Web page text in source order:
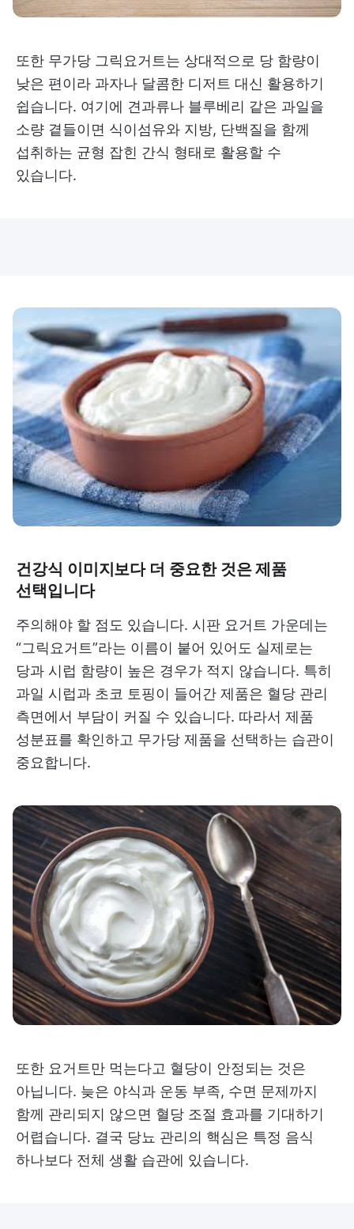
또한 무가당 그릭요거트는 상대적으로 당 함량이
낮은 편이라 과자나 달콤한 디저트 대신 활용하기
쉽습니다. 여기에 견과류나 블루베리 같은 과일을
소량 곁들이면 식이섬유와 지방, 단백질을 함께
섭취하는 균형 잡힌 간식 형태로 활용할 수
있습니다.
건강식 이미지보다 더 중요한 것은 제품
선택입니다
주의해야 할 점도 있습니다. 시판 요거트 가운데는
“그릭요거트”라는 이름이 붙어 있어도 실제로는
당과 시럽 함량이 높은 경우가 적지 않습니다. 특히
과일 시럽과 초코 토핑이 들어간 제품은 혈당 관리
측면에서 부담이 커질 수 있습니다. 따라서 제품
성분표를 확인하고 무가당 제품을 선택하는 습관이
중요합니다.
또한 요거트만 먹는다고 혈당이 안정되는 것은
아닙니다. 늦은 야식과 운동 부족, 수면 문제까지
함께 관리되지 않으면 혈당 조절 효과를 기대하기
어렵습니다. 결국 당뇨 관리의 핵심은 특정 음식
하나보다 전체 생활 습관에 있습니다.